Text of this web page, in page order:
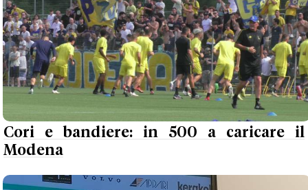
Cori e bandiere: in 500 a caricare il
Modena